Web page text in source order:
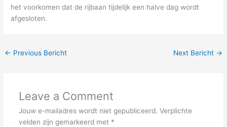
het voorkomen dat de rijbaan tijdelijk een halve dag wordt
afgesloten.
← Previous Bericht Next Bericht →
Leave a Comment
Jouw e-mailadres wordt niet gepubliceerd. Verplichte
velden zijn gemarkeerd met *